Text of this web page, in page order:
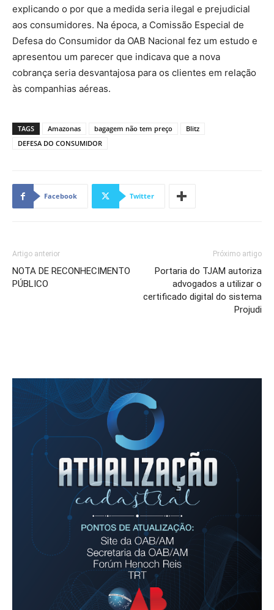
explicando o por que a medida seria ilegal e prejudicial
aos consumidores. Na época, a Comissão Especial de
Defesa do Consumidor da OAB Nacional fez um estudo e
apresentou um parecer que indicava que a nova
cobrança seria desvantajosa para os clientes em relação
às companhias aéreas.
TAGS Amazonas bagagem não tem preço
Blitz
DEFESA DO CONSUMIDOR
Facebook Twitter
Artigo anterior
NOTA DE RECONHECIMENTO
PÚBLICO
Próximo artigo
Portaria do TJAM autoriza
advogados a utilizar o
certificado digital do sistema
Projudi